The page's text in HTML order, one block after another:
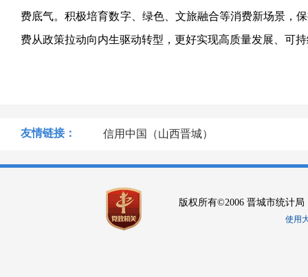
费底气。积极培育数字、绿色、文旅融合等消费新场景，
费从政策拉动向内生驱动转型，更好实现高质量发展、可
友情链接： 信用中国（山西晋城）
版权所有©2006 晋城市统计局
使用